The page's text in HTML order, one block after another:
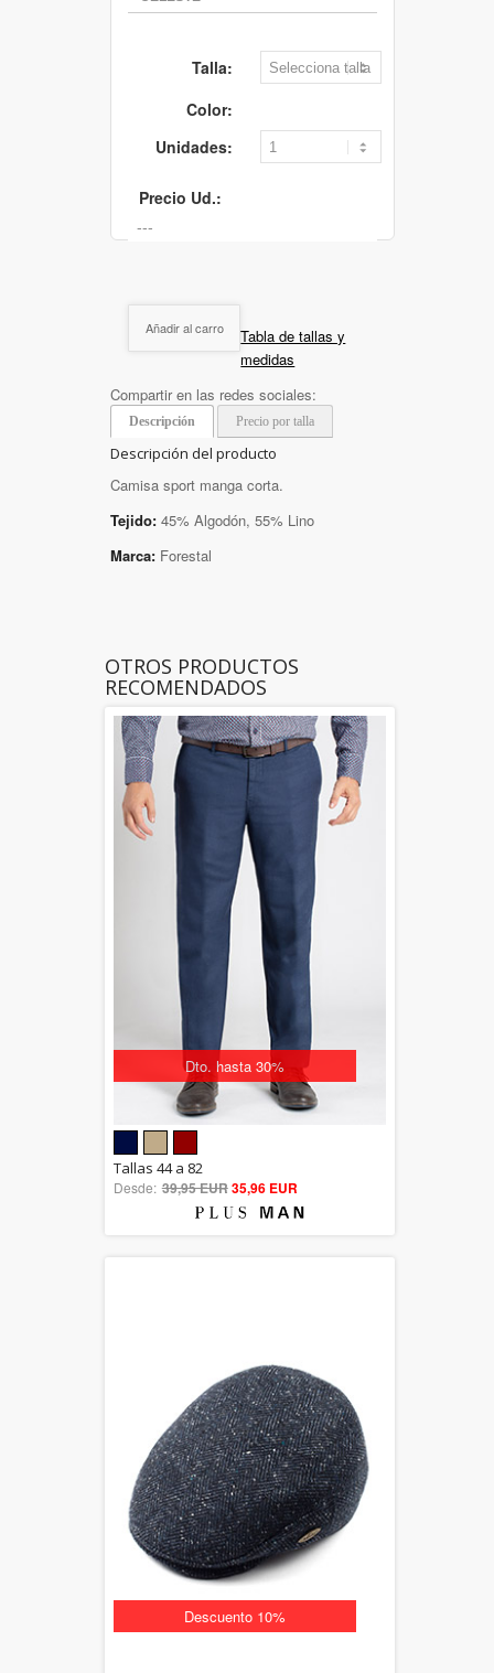
Talla:
Color:
Unidades:
Precio Ud.:
Añadir al carro
Tabla de tallas y
medidas
Compartir en las redes sociales:
Descripción Precio por talla
Descripción del producto
Camisa sport manga corta.
Tejido: 45% Algodón, 55% Lino
Marca: Forestal
OTROS PRODUCTOS
RECOMENDADOS
Dto. hasta 30%
out of 5
Tallas 44 a 82
Desde: 39,95 EUR35,96 EUR
Descuento 10%